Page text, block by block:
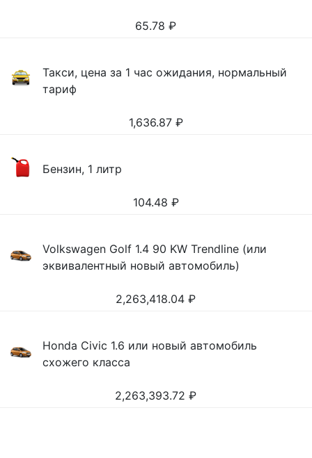
65.78 ₽
Такси, цена за 1 час ожидания, нормальный
тариф
1,636.87 ₽
Бензин, 1 литр
104.48 ₽
Volkswagen Golf 1.4 90 KW Trendline (или
эквивалентный новый автомобиль)
2,263,418.04 ₽
Honda Civic 1.6 или новый автомобиль
схожего класса
2,263,393.72 ₽